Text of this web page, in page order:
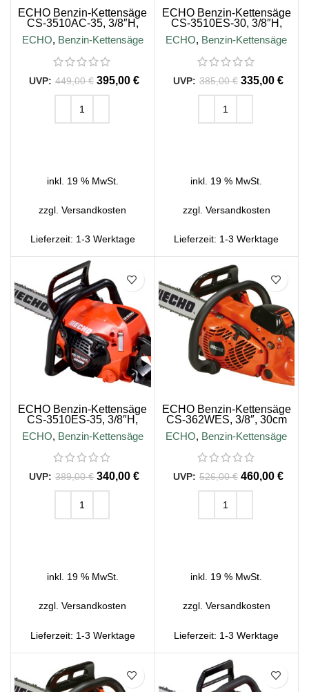
ECHO Benzin-Kettensäge
CS-3510AC-35, 3/8″H,
35cm Schienenlänge
ECHO, Benzin-Kettensäge
449,00€ 395,00€
inkl. 19 % MwSt.
zzgl.Versandkosten
Lieferzeit: 1-3 Werktage
ECHO Benzin-Kettensäge
CS-3510ES-30, 3/8″H,
30cm Schienenlänge
ECHO, Benzin-Kettensäge
385,00€ 335,00 €
inkl. 19 % MwSt.
zzgl. Versandkosten
Lieferzeit: 1-3 Werktage
ECHO Benzin-Kettensäge
CS-3510ES-35, 3/8″H,
35cm Schienenlänge
ECHO, Benzin-Kettensäge
389,00€ 340,00€
inkl. 19 % MwSt.
zzgl.Versandkosten
Lieferzeit: 1-3 Werktage
ECHO Benzin-Kettensäge
CS-362WES, 3/8″, 30cm
Schienenlänge
ECHO, Benzin-Kettensäge
526,00€ 460,00 €
inkl. 19 % MwSt.
zzgl. Versandkosten
Lieferzeit: 1-3 Werktage